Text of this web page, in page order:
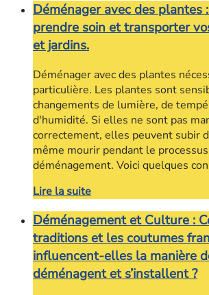
Déménager avec des plantes
prendre soin et transporter
et jardins.
Déménager avec des plantes
particulière. Les plantes sont
changements de lumière, de
d'humidité. Si elles ne sont pas
correctement, elles peuvent subir
même mourir pendant le
déménagement. Voici quelques
Lire la suite
Déménagement et Culture :
traditions et les coutumes
influencent-elles la manière
déménagent et s’installent ?